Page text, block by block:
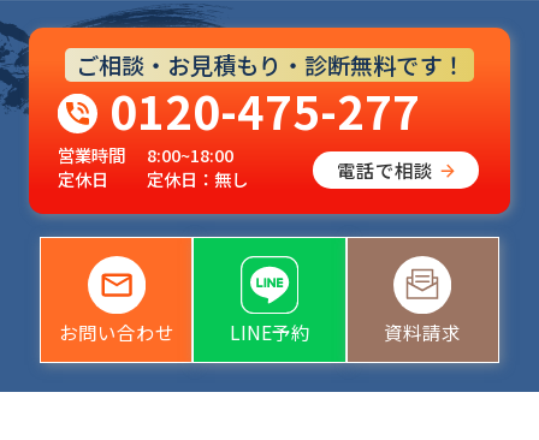
ご相談・お見積もり・診断無料です！
0120-475-277
営業時間
8:00~18:00
定休日
定休日：無し 電話で相談
お問い合わせ LINE予約 資料請求